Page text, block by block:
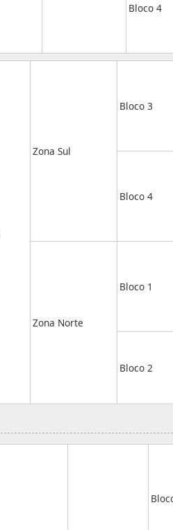
Bloco 4
Zona Sul
Bloco 3
Bloco 4
Zona Norte
Bloco 1
Bloco 2